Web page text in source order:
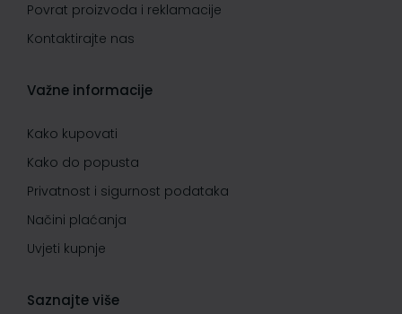
Povrat proizvoda i reklamacije
Kontaktirajte nas
Važne informacije
Kako kupovati
Kako do popusta
Privatnost i sigurnost podataka
Načini plaćanja
Uvjeti kupnje
Saznajte više